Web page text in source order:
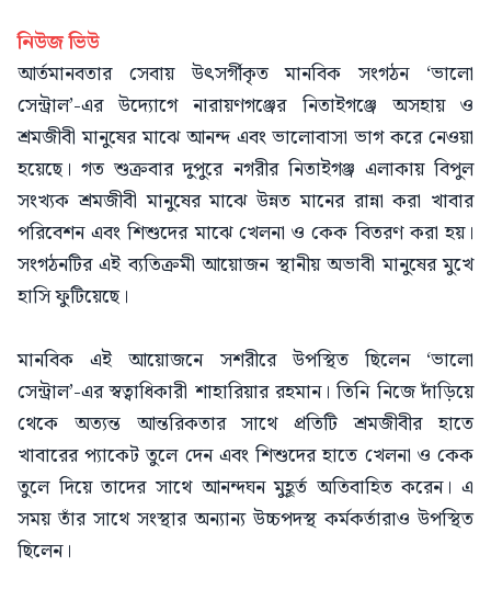
নিউজ ভিউ
আর্তমানবতার সেবায় উৎসর্গীকৃত মানবিক সংগঠন ‘ভালো
সেন্ট্রাল’-এর উদ্যোগে নারায়ণগঞ্জের নিতাইগঞ্জে অসহায় ও
শ্রমজীবী মানুষের মাঝে আনন্দ এবং ভালোবাসা ভাগ করে নেওয়া
হয়েছে। গত শুক্রবার দুপুরে নগরীর নিতাইগঞ্জ এলাকায় বিপুল
সংখ্যক শ্রমজীবী মানুষের মাঝে উন্নত মানের রান্না করা খাবার
পরিবেশন এবং শিশুদের মাঝে খেলনা ও কেক বিতরণ করা হয়।
সংগঠনটির এই ব্যতিক্রমী আয়োজন স্থানীয় অভাবী মানুষের মুখে
হাসি ফুটিয়েছে।
মানবিক এই আয়োজনে সশরীরে উপস্থিত ছিলেন ‘ভালো
সেন্ট্রাল’-এর স্বত্বাধিকারী শাহারিয়ার রহমান। তিনি নিজে দাঁড়িয়ে
থেকে অত্যন্ত আন্তরিকতার সাথে প্রতিটি শ্রমজীবীর হাতে
খাবারের প্যাকেট তুলে দেন এবং শিশুদের হাতে খেলনা ও কেক
তুলে দিয়ে তাদের সাথে আনন্দঘন মুহূর্ত অতিবাহিত করেন। এ
সময় তাঁর সাথে সংস্থার অন্যান্য উচ্চপদস্থ কর্মকর্তারাও উপস্থিত
ছিলেন।